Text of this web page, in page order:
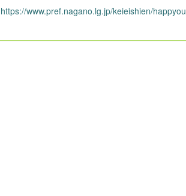
https://www.pref.nagano.lg.jp/keieishien/